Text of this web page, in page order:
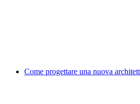
Come progettare una nuova